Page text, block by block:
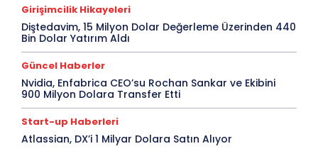
Girişimcilik Hikayeleri
Diştedavim, 15 Milyon Dolar Değerleme Üzerinden 440
Bin Dolar Yatırım Aldı
Güncel Haberler
Nvidia, Enfabrica CEO’su Rochan Sankar ve Ekibini
900 Milyon Dolara Transfer Etti
Start-up Haberleri
Atlassian, DX’i 1 Milyar Dolara Satın Alıyor